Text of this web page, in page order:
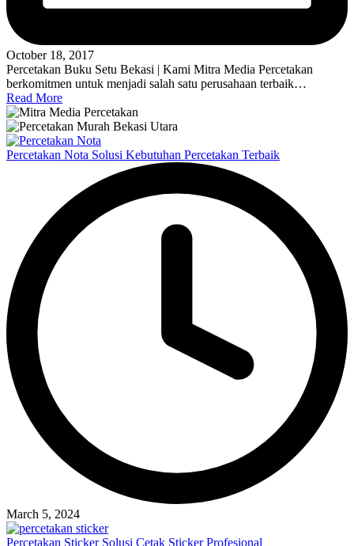
October 18, 2017
Percetakan Buku Setu Bekasi | Kami Mitra Media Percetakan
berkomitmen untuk menjadi salah satu perusahaan terbaik…
Read More
Percetakan Nota Solusi Kebutuhan Percetakan Terbaik
March 5, 2024
Percetakan Sticker Solusi Cetak Sticker Profesional